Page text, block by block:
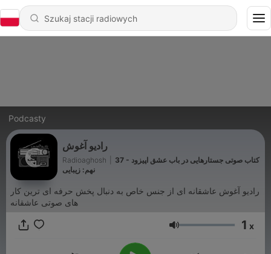
Podcasty
رادیو آغوش
Radioaghosh
37 - کتاب صوتی جستارهایی در باب عشق اپیزود
نهم: زیبایی
رادیو آغوش عاشقانه ای از جنس خاص به دنبال پخش حرفه ای ترین کار
های صوتی عاشقانه
Głośność 1 x